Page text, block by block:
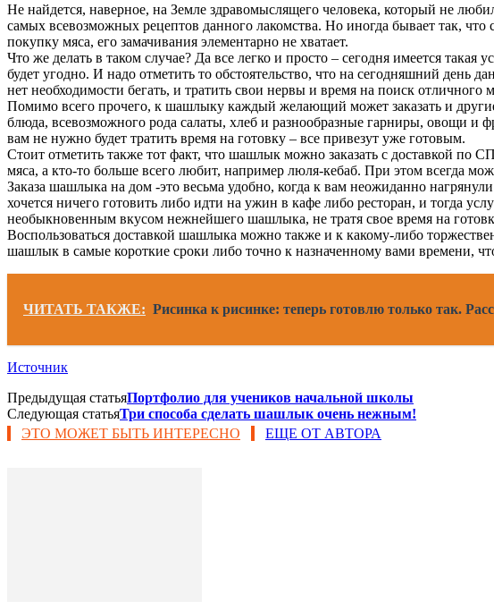
Не найдется, наверное, на Земле здравомыслящего человека, который не
самых всевозможных рецептов данного лакомства. Но иногда бывает так,
покупку мяса, его замачивания элементарно не хватает.
Что же делать в таком случае? Да все легко и просто – сегодня имеется
будет угодно. И надо отметить то обстоятельство, что на сегодняшний день
нет необходимости бегать, и тратить свои нервы и время на поиск
Помимо всего прочего, к шашлыку каждый желающий может заказать и
блюда, всевозможного рода салаты, хлеб и разнообразные гарниры, овощи
вам не нужно будет тратить время на готовку – все привезут уже готовым.
Стоит отметить также тот факт, что шашлык можно заказать с доставкой
мяса, а кто-то больше всего любит, например люля-кебаб. При этом всегда
Заказа шашлыка на дом -это весьма удобно, когда к вам неожиданно
хочется ничего готовить либо идти на ужин в кафе либо ресторан, и тогда
необыкновенным вкусом нежнейшего шашлыка, не тратя свое время на
Воспользоваться доставкой шашлыка можно также и к какому-либо
шашлык в самые короткие сроки либо точно к назначенному вами времени,
ЧИТАТЬ ТАКЖЕ: Рисинка к рисинке: теперь готовлю только так.
Источник
Предыдущая статьяПортфолио для учеников начальной школы
Следующая статьяТри способа сделать шашлык очень нежным!
ЭТО МОЖЕТ БЫТЬ ИНТЕРЕСНО
ЕЩЕ ОТ АВТОРА